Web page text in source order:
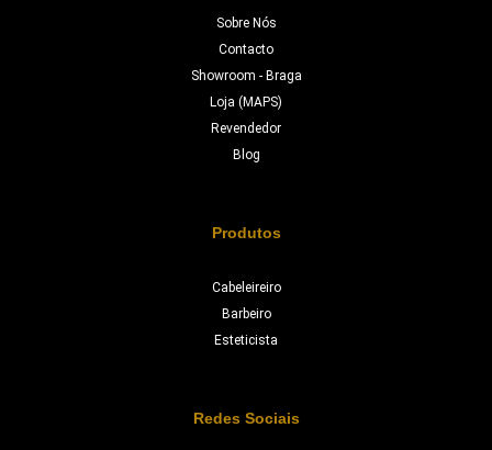
Sobre Nós
Contacto
Showroom - Braga
Loja (MAPS)
Revendedor
Blog
Produtos
Cabeleireiro
Barbeiro
Esteticista
Redes Sociais